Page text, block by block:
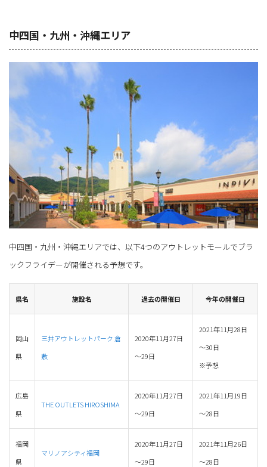
中四国・九州・沖縄エリア
中四国・九州・沖縄エリアでは、以下4つのアウトレットモールでブラ
ックフライデーが開催される予想です。
県名 施設名 過去の開催日 今年の開催日
岡山
県
三井アウトレットパーク 倉
敷
2020年11月27日
～29日
2021年11月28日
～30日
※予想
広島
県
THE OUTLETS HIROSHIMA
2020年11月27日
～29日
2021年11月19日
～28日
福岡
県
マリノアシティ福岡
2020年11月27日
～29日
2021年11月26日
～28日